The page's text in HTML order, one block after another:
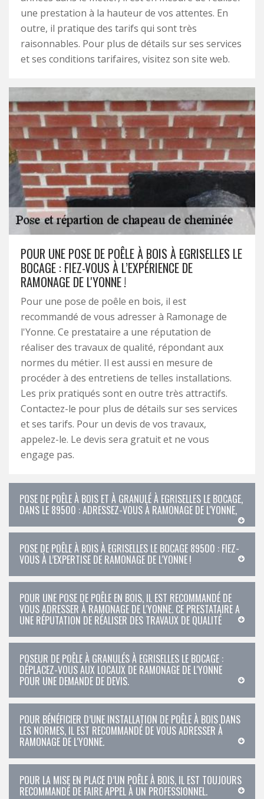
une prestation à la hauteur de vos attentes. En
outre, il pratique des tarifs qui sont très
raisonnables. Pour plus de détails sur ses services
et ses conditions tarifaires, visitez son site web.
POUR UNE POSE DE POÊLE À BOIS À EGRISELLES LE
BOCAGE : FIEZ-VOUS À L’EXPÉRIENCE DE
RAMONAGE DE L'YONNE !
Pour une pose de poêle en bois, il est
recommandé de vous adresser à Ramonage de
l'Yonne. Ce prestataire a une réputation de
réaliser des travaux de qualité, répondant aux
normes du métier. Il est aussi en mesure de
procéder à des entretiens de telles installations.
Les prix pratiqués sont en outre très attractifs.
Contactez-le pour plus de détails sur ses services
et ses tarifs. Pour un devis de vos travaux,
appelez-le. Le devis sera gratuit et ne vous
engage pas.
POSE DE POÊLE À BOIS ET À GRANULÉ À EGRISELLES LE BOCAGE,
DANS LE 89500 : ADRESSEZ-VOUS À RAMONAGE DE L'YONNE,
POSE DE POÊLE À BOIS À EGRISELLES LE BOCAGE 89500 : FIEZ-
VOUS À L’EXPERTISE DE RAMONAGE DE L'YONNE !
POUR UNE POSE DE POÊLE EN BOIS, IL EST RECOMMANDÉ DE
VOUS ADRESSER À RAMONAGE DE L'YONNE. CE PRESTATAIRE A
UNE RÉPUTATION DE RÉALISER DES TRAVAUX DE QUALITÉ
POSEUR DE POÊLE À GRANULÉS À EGRISELLES LE BOCAGE :
DÉPLACEZ-VOUS AUX LOCAUX DE RAMONAGE DE L'YONNE
POUR UNE DEMANDE DE DEVIS.
POUR BÉNÉFICIER D’UNE INSTALLATION DE POÊLE À BOIS DANS
LES NORMES, IL EST RECOMMANDÉ DE VOUS ADRESSER À
RAMONAGE DE L'YONNE.
POUR LA MISE EN PLACE D’UN POÊLE À BOIS, IL EST TOUJOURS
RECOMMANDÉ DE FAIRE APPEL À UN PROFESSIONNEL.